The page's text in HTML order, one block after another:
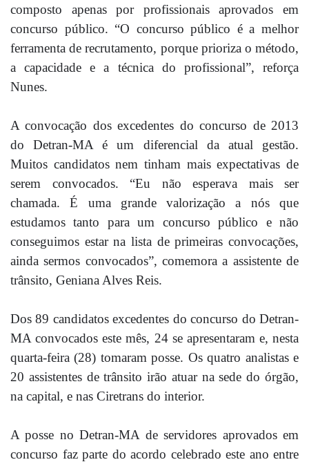
composto apenas por profissionais aprovados em
concurso público. “O concurso público é a melhor
ferramenta de recrutamento, porque prioriza o método,
a capacidade e a técnica do profissional”, reforça
Nunes.
A convocação dos excedentes do concurso de 2013
do Detran-MA é um diferencial da atual gestão.
Muitos candidatos nem tinham mais expectativas de
serem convocados. “Eu não esperava mais ser
chamada. É uma grande valorização a nós que
estudamos tanto para um concurso público e não
conseguimos estar na lista de primeiras convocações,
ainda sermos convocados”, comemora a assistente de
trânsito, Geniana Alves Reis.
Dos 89 candidatos excedentes do concurso do Detran-
MA convocados este mês, 24 se apresentaram e, nesta
quarta-feira (28) tomaram posse. Os quatro analistas e
20 assistentes de trânsito irão atuar na sede do órgão,
na capital, e nas Ciretrans do interior.
A posse no Detran-MA de servidores aprovados em
concurso faz parte do acordo celebrado este ano entre